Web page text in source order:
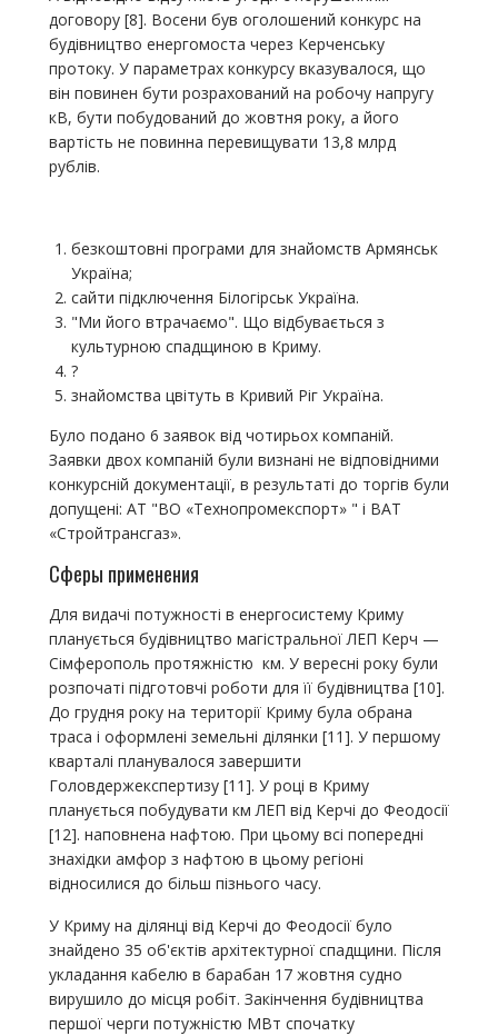
договору [8]. Восени був оголошений конкурс на
будівництво енергомоста через Керченську
протоку. У параметрах конкурсу вказувалося, що
він повинен бути розрахований на робочу напругу
кВ, бути побудований до жовтня року, а його
вартість не повинна перевищувати 13,8 млрд
рублів.
безкоштовні програми для знайомств Армянськ
Україна;
сайти підключення Білогірськ Україна.
"Ми його втрачаємо". Що відбувається з
культурною спадщиною в Криму.
?
знайомства цвітуть в Кривий Ріг Україна.
Було подано 6 заявок від чотирьох компаній.
Заявки двох компаній були визнані не відповідними
конкурсній документації, в результаті до торгів були
допущені: АТ "ВО «Технопромекспорт» " і ВАТ
«Стройтрансгаз».
Сферы применения
Для видачі потужності в енергосистему Криму
планується будівництво магістральної ЛЕП Керч —
Сімферополь протяжністю км. У вересні року були
розпочаті підготовчі роботи для її будівництва [10].
До грудня року на території Криму була обрана
траса і оформлені земельні ділянки [11]. У першому
кварталі планувалося завершити
Головдержекспертизу [11]. У році в Криму
планується побудувати км ЛЕП від Керчі до Феодосії
[12]. наповнена нафтою. При цьому всі попередні
знахідки амфор з нафтою в цьому регіоні
відносилися до більш пізнього часу.
У Криму на ділянці від Керчі до Феодосії було
знайдено 35 об'єктів архітектурної спадщини. Після
укладання кабелю в барабан 17 жовтня судно
вирушило до місця робіт. Закінчення будівництва
першої черги потужністю МВт спочатку